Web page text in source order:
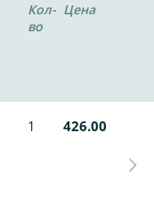
Кол-
во
Цена
1 426.00